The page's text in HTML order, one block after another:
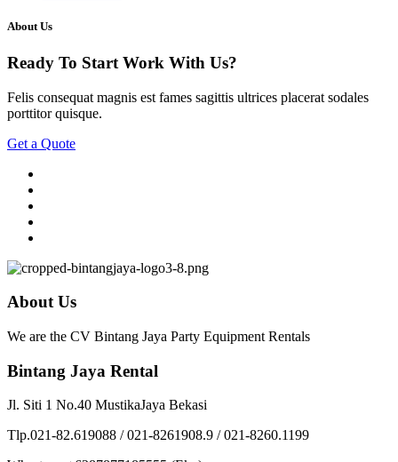
About Us
Ready To Start Work With Us?
Felis consequat magnis est fames sagittis ultrices placerat sodales
porttitor quisque.
Get a Quote
About Us
We are the CV Bintang Jaya Party Equipment Rentals
Bintang Jaya Rental
Jl. Siti 1 No.40 MustikaJaya Bekasi
Tlp.021-82.619088 / 021-8261908.9 / 021-8260.1199